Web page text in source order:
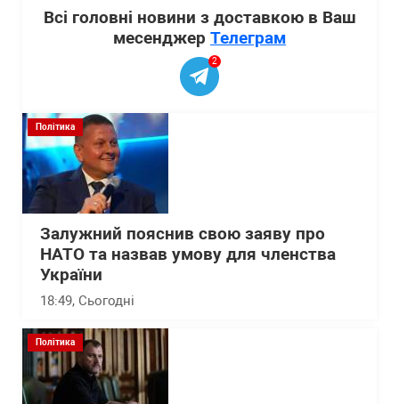
Всі головні новини з доставкою в Ваш
месенджер Телеграм
2
Політика
Залужний пояснив свою заяву про
НАТО та назвав умову для членства
України
18:49, Сьогодні
Політика